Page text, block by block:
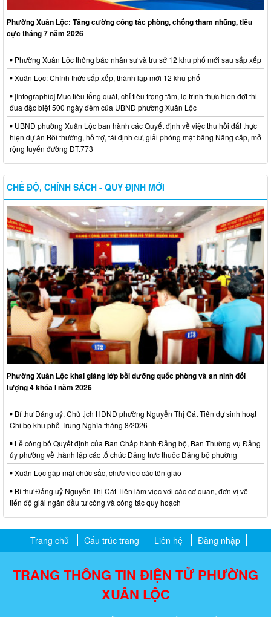
Phường Xuân Lộc: Tăng cường công tác phòng, chống tham nhũng, tiêu
cực tháng 7 năm 2026
Phường Xuân Lộc thông báo nhân sự và trụ sở 12 khu phố mới sau sắp xếp
Xuân Lộc: Chính thức sắp xếp, thành lập mới 12 khu phố
[Infographic] Mục tiêu tổng quát, chỉ tiêu trọng tâm, lộ trình thực hiện đợt thi
đua đặc biệt 500 ngày đêm của UBND phường Xuân Lộc
UBND phường Xuân Lộc ban hành các Quyết định về việc thu hồi đất thực
hiện dự án Bồi thường, hỗ trợ, tái định cư, giải phóng mặt bằng Nâng cấp, mở
rộng tuyến đường ĐT.773
CHẾ ĐỘ, CHÍNH SÁCH - QUY ĐỊNH MỚI
Phường Xuân Lộc khai giảng lớp bồi dưỡng quốc phòng và an ninh đối
tượng 4 khóa I năm 2026
Bí thư Đảng uỷ, Chủ tịch HĐND phường Nguyễn Thị Cát Tiên dự sinh hoạt
Chi bộ khu phố Trung Nghĩa tháng 8/2026
Lễ công bố Quyết định của Ban Chấp hành Đảng bộ, Ban Thường vụ Đảng
ủy phường về thành lập các tổ chức Đảng trực thuộc Đảng bộ phường
Xuân Lộc gặp mặt chức sắc, chức việc các tôn giáo
Bí thư Đảng uỷ Nguyễn Thị Cát Tiên làm việc với các cơ quan, đơn vị về
tiến độ giải ngân đầu tư công và công tác quy hoạch
Trang chủ Cấu trúc trang Liên hệ Đăng nhập
TRANG THÔNG TIN ĐIỆN TỬ PHƯỜNG
XUÂN LỘC